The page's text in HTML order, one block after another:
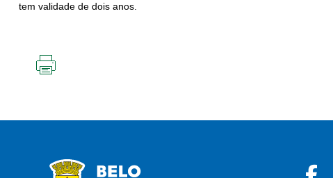
tem validade de dois anos.